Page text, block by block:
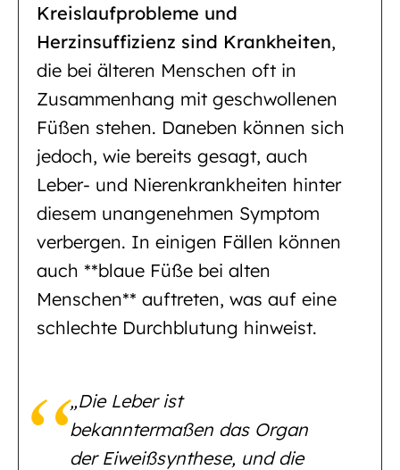
Kreislaufprobleme und
Herzinsuffizienz sind Krankheiten,
die bei älteren Menschen oft in
Zusammenhang mit geschwollenen
Füßen stehen. Daneben können sich
jedoch, wie bereits gesagt, auch
Leber- und Nierenkrankheiten hinter
diesem unangenehmen Symptom
verbergen. In einigen Fällen können
auch **blaue Füße bei alten
Menschen** auftreten, was auf eine
schlechte Durchblutung hinweist.
„Die Leber ist
bekanntermaßen das Organ
der Eiweißsynthese, und die